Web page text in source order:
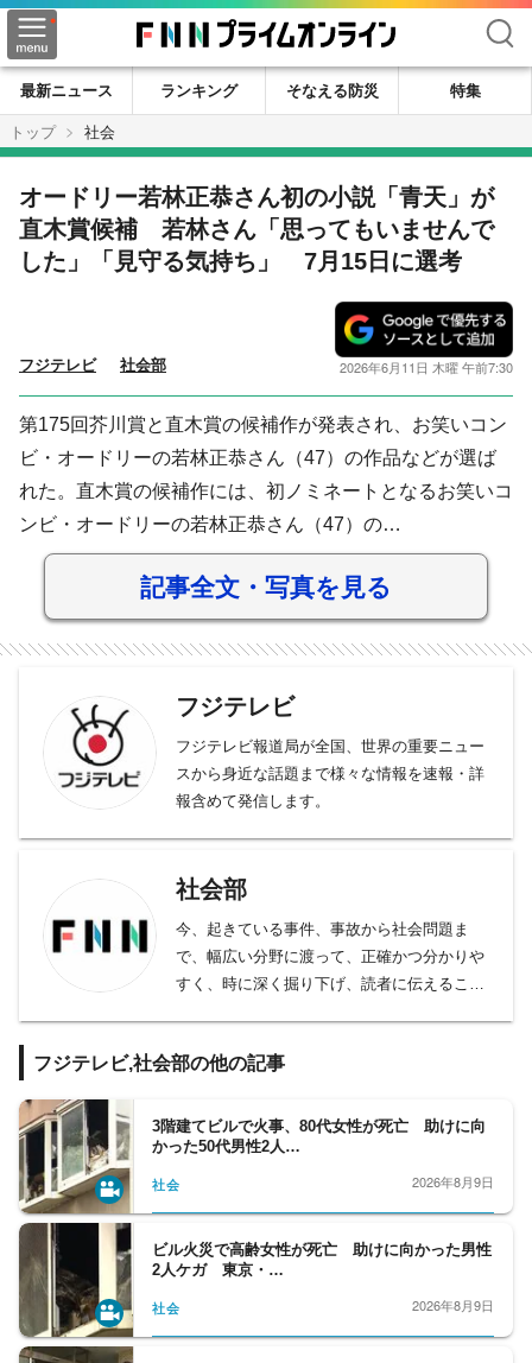
検索
最新ニュース ランキング そなえる防災
特集
トップ
社会
オードリー若林正恭さん初の小説「青天」が
直木賞候補 若林さん「思ってもいませんで
した」「見守る気持ち」 7月15日に選考
フジテレビ 社会部 2026年6月11日 木曜 午前7:30
第175回芥川賞と直木賞の候補作が発表され、お笑いコン
ビ・オードリーの若林正恭さん（47）の作品などが選ば
れた。直木賞の候補作には、初ノミネートとなるお笑いコ
ンビ・オードリーの若林正恭さん（47）の…
記事全文・写真を見る
フジテレビ
フジテレビ報道局が全国、世界の重要ニュー
スから身近な話題まで様々な情報を速報・詳
報含めて発信します。
社会部
今、起きている事件、事故から社会問題ま
で、幅広い分野に渡って、正確かつ分かりや
すく、時に深く掘り下げ、読者に伝えること
交通･国土、教育、科学、宇宙、災害・防災
皇室の動向、都政から首都圏自治体の行政も
担当。社会問題、調査報道については、分野
の垣根を越えて取材に取り組んでいます。
フジテレビ,社会部の他の記事
3階建てビルで火事、80代女性が死亡 助けに向
かった50代男性2人…
社会 2026年8月9日
ビル火災で高齢女性が死亡 助けに向かった男性
2人ケガ 東京・…
社会 2026年8月9日